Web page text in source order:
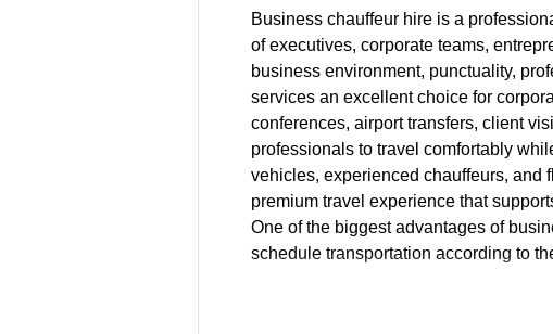
Business chauffeur hire is a
of executives, corporate teams,
business environment, punctuality,
services an excellent choice for
conferences, airport transfers, client
professionals to travel comfortably
vehicles, experienced chauffeurs, and
premium travel experience that
One of the biggest advantages of
schedule transportation according to